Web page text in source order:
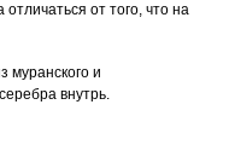
от того, что на
муранского и
внутрь.